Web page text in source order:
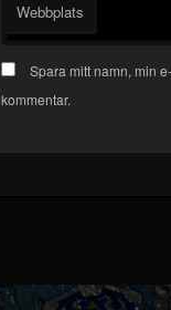
Webbplats
Spara mitt namn, min
kommentar.